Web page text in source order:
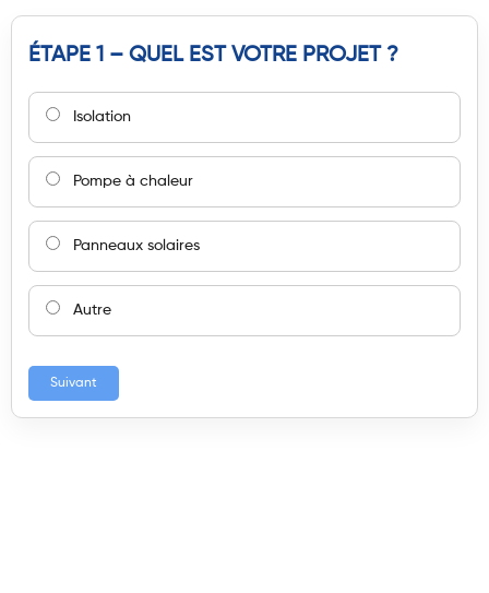
ÉTAPE 1 – QUEL EST VOTRE PROJET ?
Isolation
Pompe à chaleur
Panneaux solaires
Autre
Suivant